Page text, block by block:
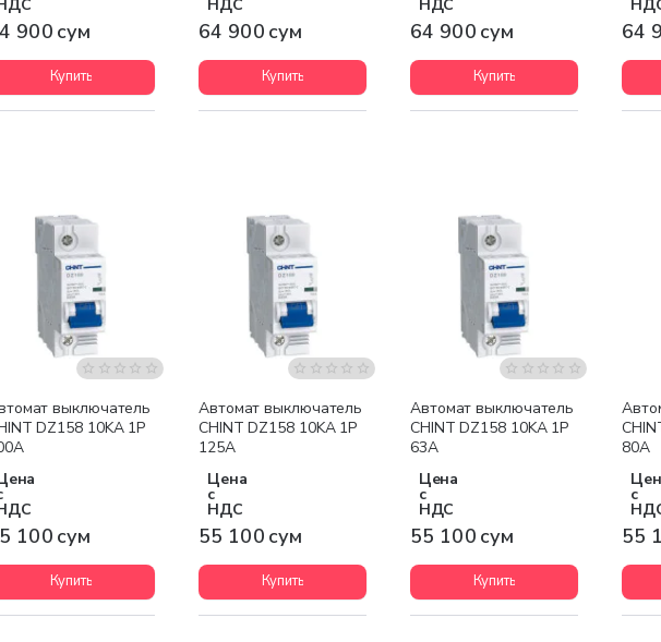
900 сум
Купить
НДС
64 900 сум
Купить
НДС
64 900 сум
Купить
64
выключатель
DZ158 10KA 1P
100 сум
Купить
Автомат выключатель
CHINT DZ158 10KA 1P
125A
Цена
с
НДС
55 100 сум
Купить
Автомат выключатель
CHINT DZ158 10KA 1P
63A
Цена
с
НДС
55 100 сум
Купить
80A
с
55